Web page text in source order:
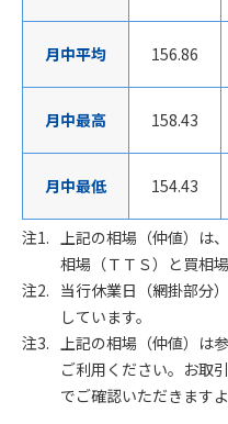
月中平均 156.86
月中最高 158.43
月中最低 154.43
上記の相場（仲値）は
相場（ＴＴＳ）と買相
当行休業日（網掛部分
しています。
上記の相場（仲値）は
ご利用ください。お取
でご確認いただきます